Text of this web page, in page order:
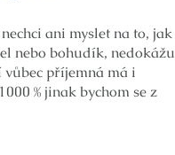
ani myslet na to, jak
nebo bohudík, nedokážu
příjemná má i
% jinak bychom se z